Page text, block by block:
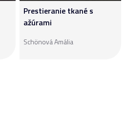
Prestieranie tkané s
ažúrami
Schönová Amália